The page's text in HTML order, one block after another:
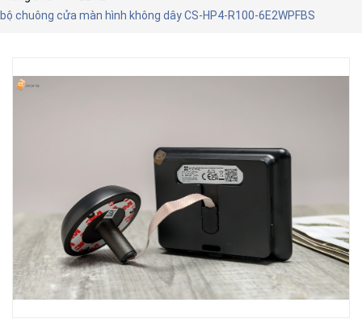
bộ chuông cửa màn hình không dây CS-HP4-R100-6E2WPFBS